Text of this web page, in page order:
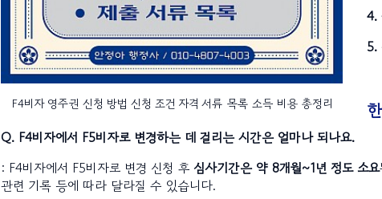
F4비자 영주권 신청 방법 신청 조건 자격 서류 목록 소득 비용 총정리
4.
5.
Q. F4비자에서 F5비자로 변경하는 데 걸리는 시간은 얼마나 되나요.
: F4비자에서 F5비자로 변경 신청 후심사기간은 약 8개월~1년 정도 소요
관련 기록 등에 따라 달라질 수 있습니다.